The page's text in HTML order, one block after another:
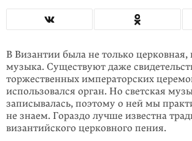
В Византии была не только церковная,
музыка. Существуют даже
торжественных императорских
использовался орган. Но светская
записывалась, поэтому о ней мы
не знаем. Гораздо лучше известна
византийского церковного пения.